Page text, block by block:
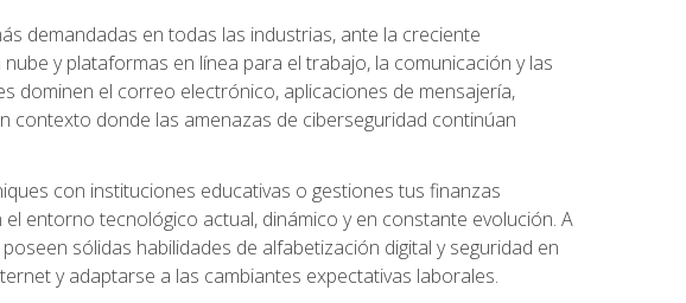
demandadas en todas las industrias, ante la creciente
y plataformas en línea para el trabajo, la comunicación y las
dominen el correo electrónico, aplicaciones de mensajería,
contexto donde las amenazas de ciberseguridad continúan
con instituciones educativas o gestiones tus finanzas
entorno tecnológico actual, dinámico y en constante evolución. A
sólidas habilidades de alfabetización digital y seguridad en
y adaptarse a las cambiantes expectativas laborales.